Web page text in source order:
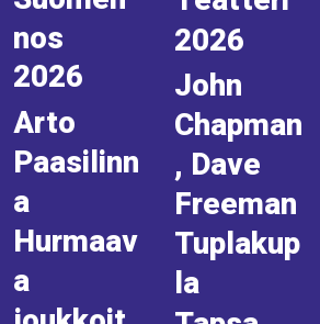
nos
2026
Arto
Paasilinn
a
Hurmaav
a
2026
John
Chapman
, Dave
Freeman
Tuplakup
la